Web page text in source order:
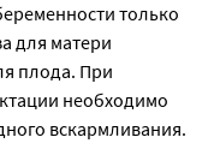
только
для матери
плода. При
необходимо
вскармливания.